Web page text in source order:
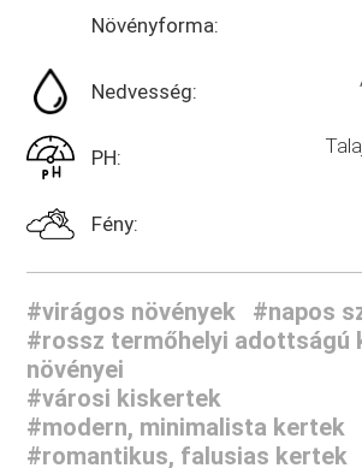
Növényforma:
Nedvesség:
PH:
Fény:
#virágos növények
#napos
#rossz termőhelyi adottságú
növényei
#városi kiskertek
#modern, minimalista kertek
#romantikus, falusias kertek